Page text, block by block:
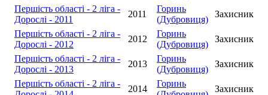
Першість області - 2 ліга -
Дорослі - 2011
2011
Горинь
(Дубровиця)
Захисник
Першість області - 2 ліга -
Дорослі - 2012
2012
Горинь
(Дубровиця)
Захисник
Першість області - 2 ліга -
Дорослі - 2013
2013
Горинь
(Дубровиця)
Захисник
Першість області - 2 ліга -
2014
Горинь
Захисник